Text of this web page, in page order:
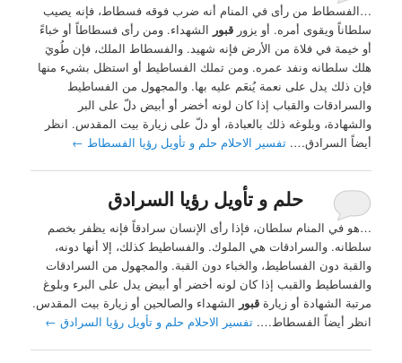
…الفسطاط من رأى في المنام أنه ضرب فوقه فسطاط، فإنه يصيب
سلطاناً ويقوى أمره. أو يزورقبور الشهداء. ومن رأى فسطاطاً أو خباءً
أو خيمة في فلاة من الأرض فإنه شهيد. والفسطاط الملك، فإن طُويَ
هلك سلطانه ونفد عمره. ومن تملك الفساطيط أو استظل بشيء منها
فإن ذلك يدل على نعمة يُنعَم عليه بها. والمجهول من الفساطيط
والسرادقات والقباب إذا كان لونه أخضر أو أبيض دلّ على البر
والشهادة، وبلوغه ذلك بالعبادة، أو دلّ على زيارة بيت المقدس. انظر
أيضاً السرادق….تفسير الاحلام حلم و تأويل رؤيا الفسطاط ←
حلم و تأويل رؤيا السرادق
…هو في المنام سلطان، فإذا رأى الإنسان سرادقاً فإنه يظفر بخصم
سلطانه. والسرادقات هي الملوك. والفساطيط كذلك، إلا أنها دونه،
والقبة دون الفساطيط، والخباء دون القبة. والمجهول من السرادقات
والفساطيط والقبب إذا كان لونه أخضر أو أبيض يدل على البرء وبلوغ
مرتبة الشهادة أو زيارةقبور الشهداء والصالحين أو زيارة بيت المقدس.
انظر أيضاً الفسطاط….تفسير الاحلام حلم و تأويل رؤيا السرادق ←